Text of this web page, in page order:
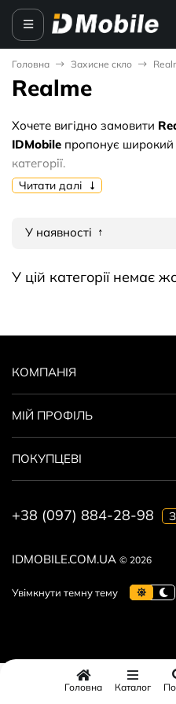
Головна Захисне скло
Realme
Хочете вигідно замовити
IDMobile пропонує широкий
категорії.
Чому варто купувати у нас:
✅ Тільки перевірена
Обирайте найкраще оптом
Читати далі
У наявності
У цій категорії немає
IDMOBILE.COM.UA © 2026
КОМПАНІЯ
МІЙ ПРОФІЛЬ
ПОКУПЦЕВІ
+38 (097) 884-28-98
Головна Каталог